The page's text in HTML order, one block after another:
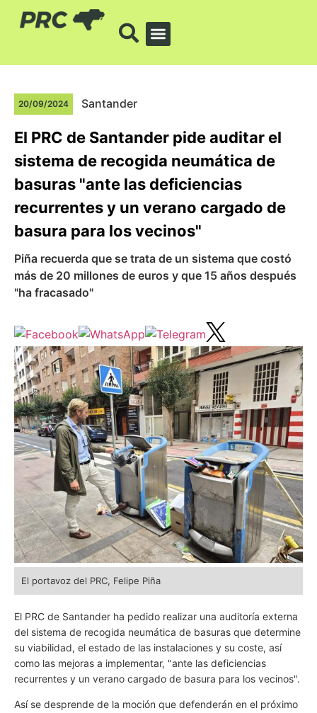
20/09/2024 Santander
El PRC de Santander pide auditar el
sistema de recogida neumática de
basuras "ante las deficiencias
recurrentes y un verano cargado de
basura para los vecinos"
Piña recuerda que se trata de un sistema que costó
más de 20 millones de euros y que 15 años después
"ha fracasado"
El portavoz del PRC, Felipe Piña
El PRC de Santander ha pedido realizar una auditoría externa
del sistema de recogida neumática de basuras que determine
su viabilidad, el estado de las instalaciones y su coste, así
como las mejoras a implementar, "ante las deficiencias
recurrentes y un verano cargado de basura para los vecinos".
Así se desprende de la moción que defenderán en el próximo